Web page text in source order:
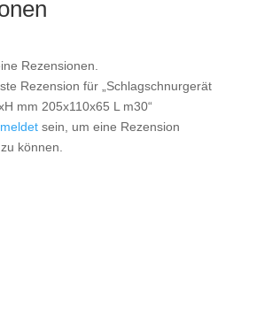
Rezensionen.
Rezension für „Schlagschnurgerät
mm 205x110x65 L m30“
sein, um eine Rezension
können.